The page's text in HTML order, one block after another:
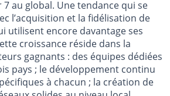
7 au global. Une tendance qui se
l’acquisition et la fidélisation de
utilisent encore davantage ses
croissance réside dans la
gagnants : des équipes dédiées
pays ; le développement continu
à chacun ; la création de